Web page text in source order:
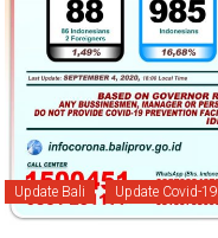
Update Bali Update Covid-19